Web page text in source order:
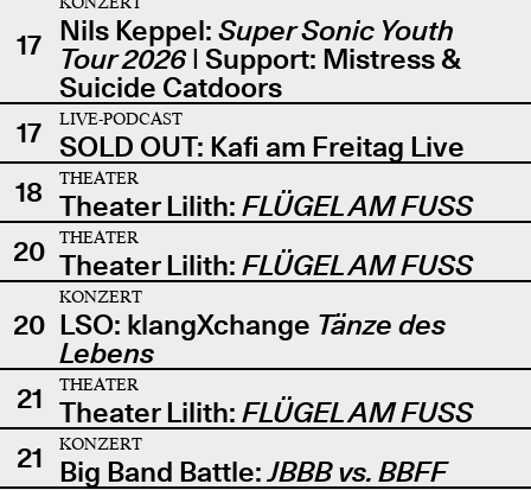
17 Nils Keppel: Super Sonic Youth
Tour 2026| Support: Mistress &
Suicide Catdoors
17
LIVE-PODCAST
SOLD OUT: Kafi am Freitag Live
18
THEATER
Theater Lilith: FLÜGEL AM FUSS
20
THEATER
Theater Lilith: FLÜGEL AM FUSS
20
KONZERT
LSO: klangXchange Tänze des
Lebens
21
THEATER
Theater Lilith: FLÜGEL AM FUSS
21
KONZERT
Big Band Battle:JBBB vs. BBFF